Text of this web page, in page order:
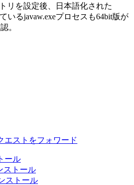
リを設定後、日本語化された
いるjavaw.exeプロセスも64bit版が
。
エストをフォワード
ール
ストール
ストール